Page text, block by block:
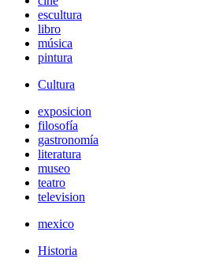
escultura
libro
música
pintura
Cultura
exposicion
filosofía
gastronomía
literatura
museo
teatro
television
mexico
Historia